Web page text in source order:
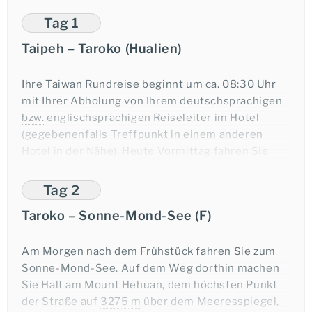
Tag 1
Taipeh – Taroko (Hualien)
Ihre Taiwan Rundreise beginnt um ca. 08:30 Uhr
mit Ihrer Abholung von Ihrem deutschsprachigen
bzw. englischsprachigen Reiseleiter im Hotel
(gegebenenfalls Treffpunkt in einem anderen
Hotel in der Nähe). Heute Vormittag fahren Sie
der Ostküste nach Hualien. Auf dem Weg dorthin
machen Sie an der Chinshui Klippe einen
Fotostopp. Am Nachmittag erreichen Sie den
Taroko Visitor Center und den Taroko-Torbogen.
Anschließend fahren Sie durch die Taroko-
Schlucht. Genießen Sie bei der Durchfahrt die
Aussicht auf die Schlucht und berühmte Orte wie
Tag 2
Taroko – Sonne-Mond-See (F)
Am Morgen nach dem Frühstück fahren Sie zum
Sonne-Mond-See. Auf dem Weg dorthin machen
Sie Halt am Mount Hehuan, dem höchsten Punkt
der Straße auf 3275 m über dem Meeresspiegel,